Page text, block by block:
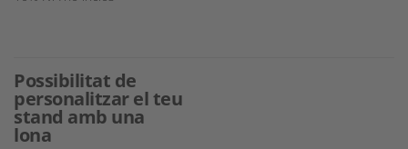
Possibilitat de
personalitzar el teu
stand amb una
lona